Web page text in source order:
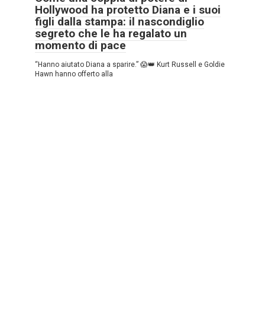
Hollywood ha protetto Diana e i suoi
figli dalla stampa: il nascondiglio
segreto che le ha regalato un
momento di pace
“Hanno aiutato Diana a sparire.” 😱👑 Kurt Russell e Goldie
Hawn hanno offerto alla